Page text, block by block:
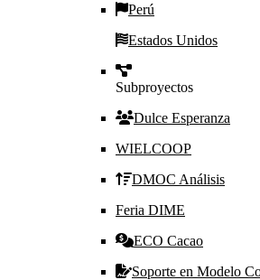
Perú
Estados Unidos
Subproyectos
Dulce Esperanza
WIELCOOP
DMOC Análisis
Feria DIME
ECO Cacao
Soporte en Modelo